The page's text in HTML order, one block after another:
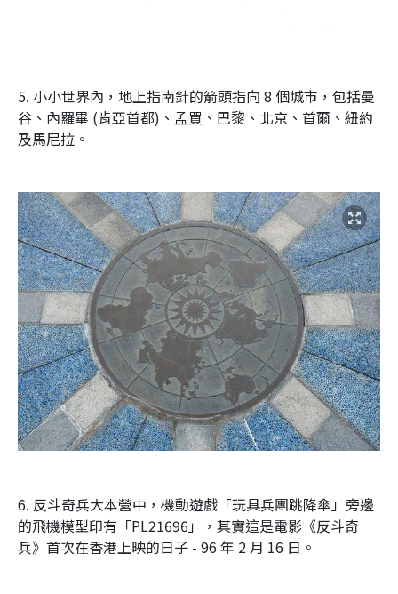
5. 小小世界內，地上指南針的箭頭指向 8 個城市，包括曼
谷、內羅畢 (肯亞首都)、孟買、巴黎、北京、首爾、紐約
及馬尼拉。
6. 反斗奇兵大本營中，機動遊戲「玩具兵團跳降傘」旁邊
的飛機模型印有「PL21696」，其實這是電影《反斗奇
兵》首次在香港上映的日子 - 96 年 2 月 16 日。